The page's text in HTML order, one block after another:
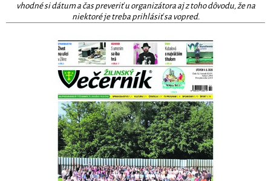
vhodné si dátum a čas preveriť u organizátora aj z toho dôvodu, že na
niektoré je treba prihlásiť sa vopred.